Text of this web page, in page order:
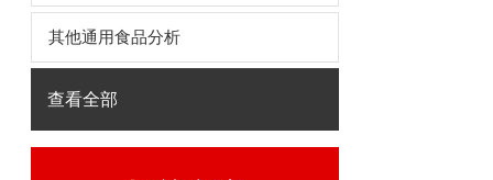
其他通用食品分析
查看全部